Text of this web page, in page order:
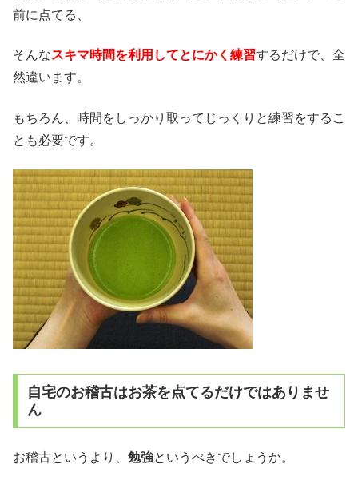
前に点てる、
そんなスキマ時間を利用してとにかく練習するだけで、全
然違います。
もちろん、時間をしっかり取ってじっくりと練習をするこ
とも必要です。
自宅のお稽古はお茶を点てるだけではありませ
ん
お稽古というより、 勉強というべきでしょうか。